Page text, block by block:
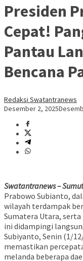
Presiden
Cepat!
Pantau
Bencana
Redaksi Swatantranews
Desember 2, 2025
Swatantranews –
Prabowo Subianto,
wilayah terdampak
Sumatera Utara,
ini didampingi
Subiyanto, Senin (1/
memastikan
melanda beberapa